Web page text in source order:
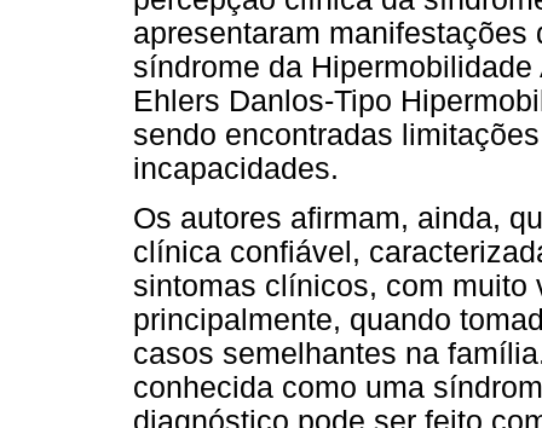
apresentaram
síndrome da
Ehlers Danlos-Tipo
sendo encontradas
incapacidades.
Os autores afirmam, ainda,
clínica confiável,
sintomas clínicos, com muito
principalmente, quando
casos semelhantes na
conhecida como uma